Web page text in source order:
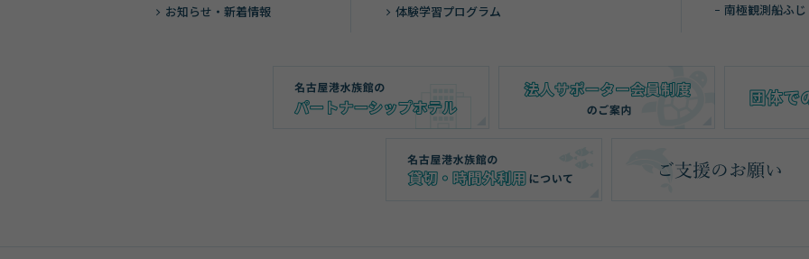
お知らせ・新着情報
体験学習プログラム
南極観測船ふじ